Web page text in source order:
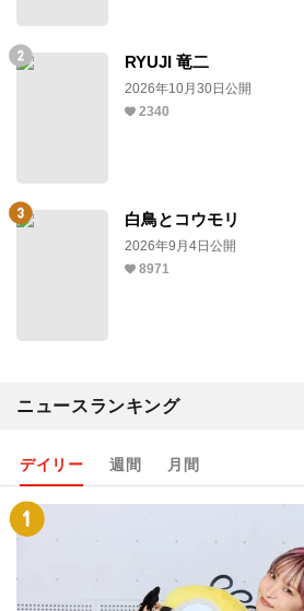
RYUJI 竜二
2026年10月30日公開
2340
白鳥とコウモリ
2026年9月4日公開
8971
ニュースランキング
デイリー 週間 月間